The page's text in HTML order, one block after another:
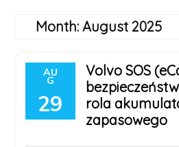
Month: August 2025
AU
G
29
Volvo SOS
rola
zapasowego